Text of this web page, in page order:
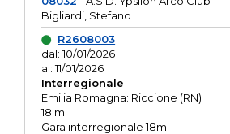
Bigliardi, Stefano
R2608003
dal: 10/01/2026
al: 11/01/2026
Interregionale
Emilia Romagna: Riccione (RN)
18 m
Gara interregionale 18m